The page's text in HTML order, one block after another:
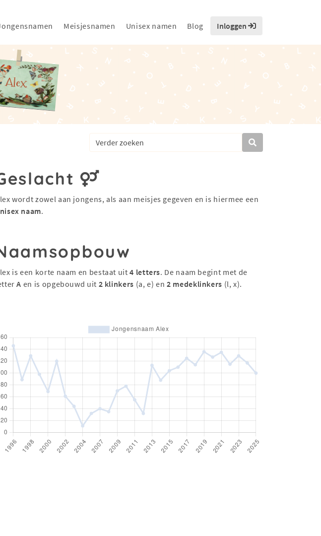
Meisjesnamen Unisex namen Blog Inloggen
wordt zowel aan jongens, als aan meisjes gegeven en is hiermee een
naam.
is een korte naam en bestaat uit4 letters. De naam begint met de
A en is opgebouwd uit 2 klinkers (a, e) en2 medeklinkers (l, x).